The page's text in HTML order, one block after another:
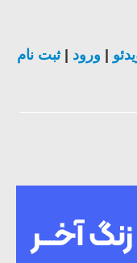
ورود |ثبت نام